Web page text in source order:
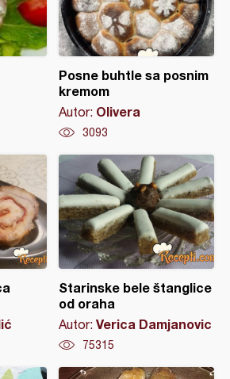
Posne buhtle sa posnim
kremom
Autor: Olivera
3093
Starinske bele štanglice
od oraha
Autor: Verica Damjanovic
75315